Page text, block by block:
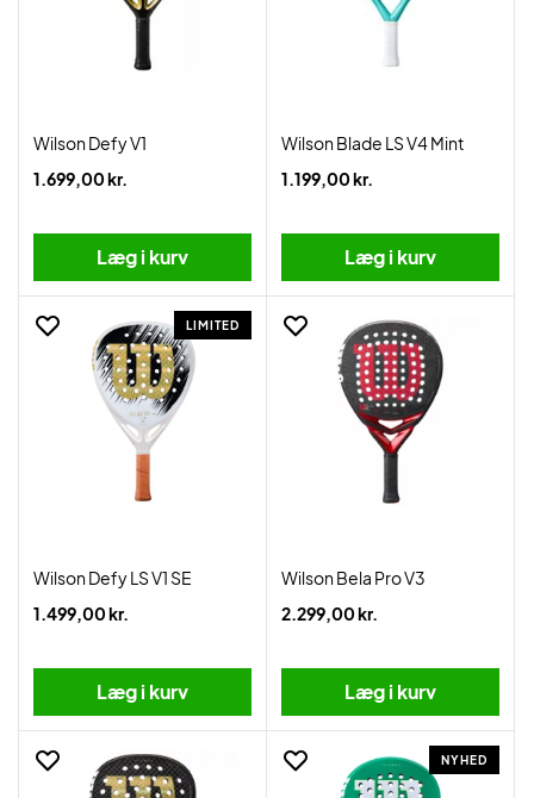
Wilson Defy V1
1.699,00 kr.
Læg i kurv
Wilson Blade LS V4 Mint
1.199,00 kr.
Læg i kurv
LIMITED
Wilson Defy LS V1 SE
1.499,00 kr.
Læg i kurv
Wilson Bela Pro V3
2.299,00 kr.
Læg i kurv
NYHED